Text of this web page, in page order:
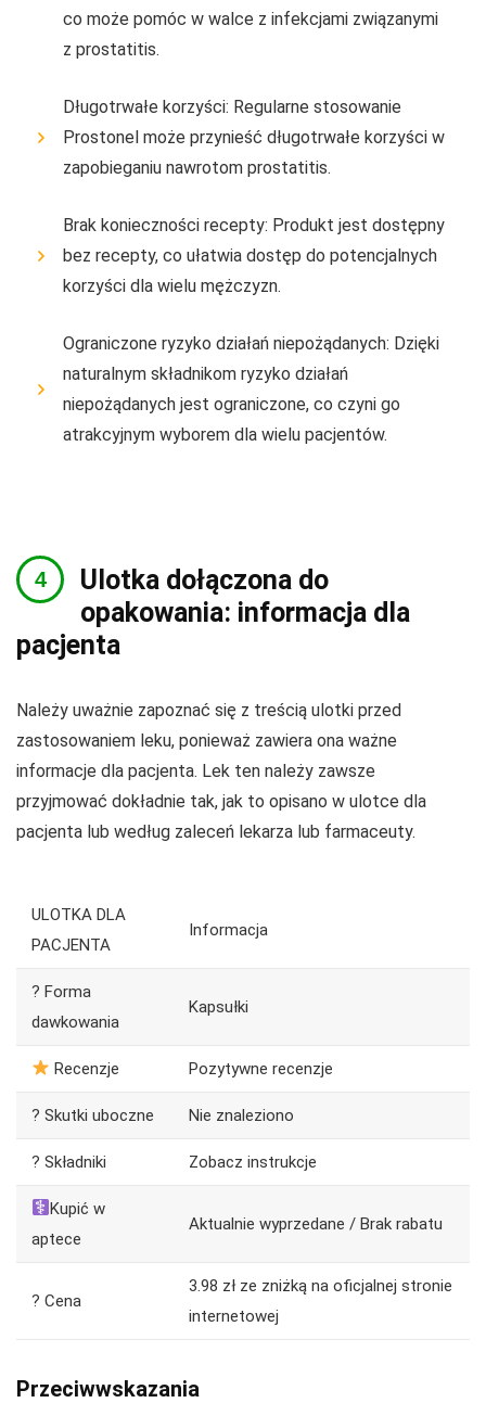
co może pomóc w walce z infekcjami związanymi
z prostatitis.
Długotrwałe korzyści: Regularne stosowanie
Prostonel może przynieść długotrwałe korzyści w
zapobieganiu nawrotom prostatitis.
Brak konieczności recepty: Produkt jest dostępny
bez recepty, co ułatwia dostęp do potencjalnych
korzyści dla wielu mężczyzn.
Ograniczone ryzyko działań niepożądanych: Dzięki
naturalnym składnikom ryzyko działań
niepożądanych jest ograniczone, co czyni go
atrakcyjnym wyborem dla wielu pacjentów.
Ulotka dołączona do
opakowania: informacja dla
pacjenta
Należy uważnie zapoznać się z treścią ulotki przed
zastosowaniem leku, ponieważ zawiera ona ważne
informacje dla pacjenta. Lek ten należy zawsze
przyjmować dokładnie tak, jak to opisano w ulotce dla
pacjenta lub według zaleceń lekarza lub farmaceuty.
ULOTKA DLA
PACJENTA
Informacja
? Forma
dawkowania
Kapsułki
Recenzje Pozytywne recenzje
? Skutki uboczne Nie znaleziono
? Składniki Zobacz instrukcje
Kupić w
aptece
Aktualnie wyprzedane / Brak rabatu
? Cena
3.98 zł ze zniżką na oficjalnej stronie
internetowej
Przeciwwskazania